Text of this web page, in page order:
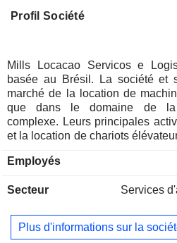
Profil Société
Mills Locacao Servicos e
basée au Brésil. La société et
marché de la location de
que dans le domaine de la
complexe. Leurs principales
et la location de chariots
technique et la maintenance de
d'excavatrices, de chargeuses et
technique et aux services de
impliquée dans la vente, la
Employés
Secteur Services
Plus d'informations sur la